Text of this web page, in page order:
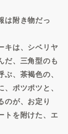
は附き物だっ
キは、シベリヤ
だ、三角型のも
、茶褐色の、
ポツポツと、
のが、お定り
トを附けた、エ